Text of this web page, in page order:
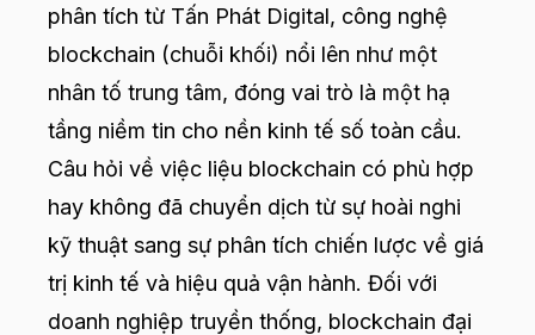
phân tích từ Tấn Phát Digital, công nghệ
blockchain (chuỗi khối) nổi lên như một
nhân tố trung tâm, đóng vai trò là một hạ
tầng niềm tin cho nền kinh tế số toàn cầu.
Câu hỏi về việc liệu blockchain có phù hợp
hay không đã chuyển dịch từ sự hoài nghi
kỹ thuật sang sự phân tích chiến lược về giá
trị kinh tế và hiệu quả vận hành. Đối với
doanh nghiệp truyền thống, blockchain đại